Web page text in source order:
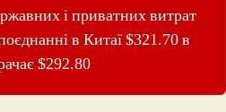
і приватних витрат
в Китаї $321.70 в
$292.80